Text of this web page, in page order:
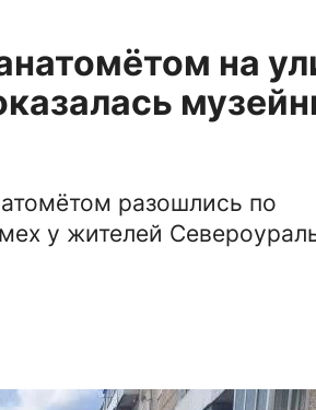
на
разошлись по
у жителей